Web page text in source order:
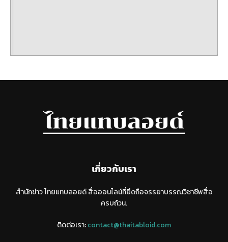
เกี่ยวกับเรา
สำนักข่าว ไทยแทบลอยด์ สื่อออนไลน์ที่ยึดถือจรรยาบรรณวิชาชีพสื่อ
ครบถ้วน.
ติดต่อเรา:contact@thaitabloid.com